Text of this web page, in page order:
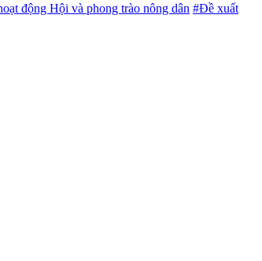
động Hội và phong trào nông dân #Đề xuất